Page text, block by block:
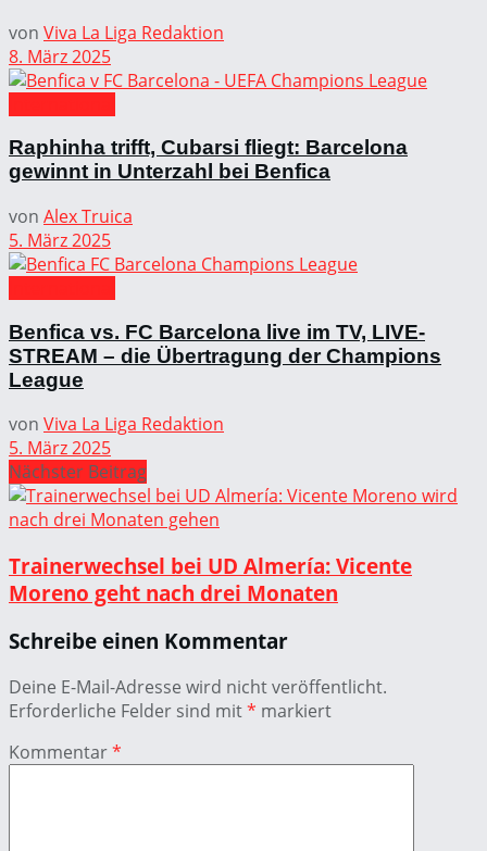
von Viva La Liga Redaktion
8. März 2025
Raphinha trifft, Cubarsi fliegt: Barcelona
gewinnt in Unterzahl bei Benfica
von Alex Truica
5. März 2025
Benfica vs. FC Barcelona live im TV, LIVE-
STREAM – die Übertragung der Champions
League
von Viva La Liga Redaktion
5. März 2025
Nächster Beitrag
Trainerwechsel bei UD Almería: Vicente
Moreno geht nach drei Monaten
Schreibe einen Kommentar
Deine E-Mail-Adresse wird nicht veröffentlicht.
Erforderliche Felder sind mit* markiert
Kommentar*